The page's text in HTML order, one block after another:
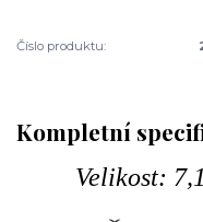
Číslo produktu:
Kompletní
Velikost: